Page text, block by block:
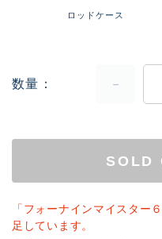
ロッドケース
数量
SOLD
「フォーナインマイスター
足しています。